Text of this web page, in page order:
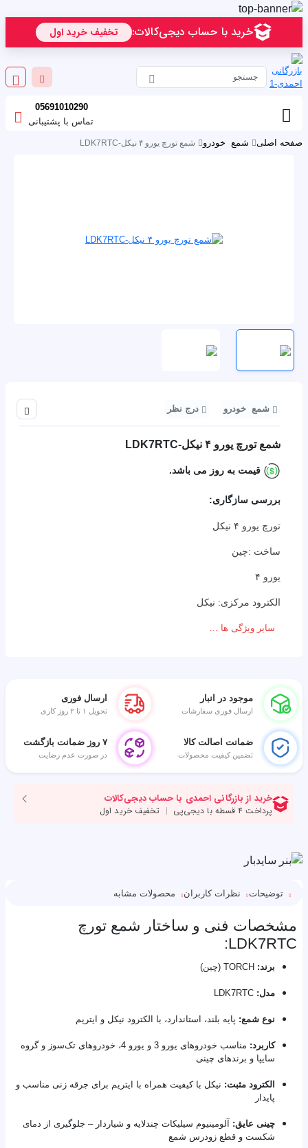
05691010290
تماس با پشتیبانی
صفحه اصلی شمع خودرو شمع تورچ یورو ۴ نیکل-LDK7RTC
شمع خودرو درج نظر
شمع تورچ یورو ۴ نیکل-LDK7RTC
قیمت به روز می باشد.
بررسی سازگاری:
تورچ یورو ۴ نیکل
ساخت :چین
یورو ۴
الکترود مرکزی: نیکل
سایر ویژگی ها ...
موجود در انبار
ارسال فوری سفارشات
ارسال فوری
تحویل ۱ تا ۲ روز کاری
ضمانت اصالت کالا
تضمین کیفیت محصولات
۷ روز ضمانت بازگشت
در صورت عدم رضایت
توضیحات نظرات کاربران محصولات مشابه
مشخصات فنی و ساختار شمع تورچ
LDK7RTC:
برند:
مدل:
نوع شمع: پایه بلند، استاندارد، با الکترود نیکل و ایتریم
کاربرد:
مناسب خودروهای یورو 3 و یورو 4، خودروهای تک‌سوز و گروه
سایپا و برندهای چینی
الکترود مثبت: نیکل با کیفیت همراه با ایتریم برای جرقه زنی مناسب و
پایدار
چینی عایق: آلومینیوم سیلیکات چندلایه و شیاردار – جلوگیری از دمای
شکست و قطع زودرس شمع